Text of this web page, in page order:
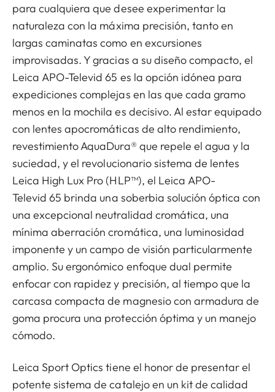
para cualquiera que desee experimentar la
naturaleza con la máxima precisión, tanto en
largas caminatas como en excursiones
improvisadas. Y gracias a su diseño compacto, el
Leica APO-Televid 65 es la opción idónea para
expediciones complejas en las que cada gramo
menos en la mochila es decisivo. Al estar equipado
con lentes apocromáticas de alto rendimiento,
revestimiento AquaDura® que repele el agua y la
suciedad, y el revolucionario sistema de lentes
Leica High Lux Pro (HLP™), el Leica APO-
Televid 65 brinda una soberbia solución óptica con
una excepcional neutralidad cromática, una
mínima aberración cromática, una luminosidad
imponente y un campo de visión particularmente
amplio. Su ergonómico enfoque dual permite
enfocar con rapidez y precisión, al tiempo que la
carcasa compacta de magnesio con armadura de
goma procura una protección óptima y un manejo
cómodo.
Leica Sport Optics tiene el honor de presentar el
potente sistema de catalejo en un kit de calidad